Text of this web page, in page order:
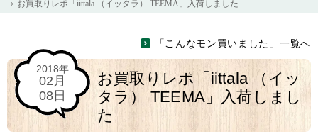
お買取りレポ「iittala （イッタラ） TEEMA」入荷しました
「こんなモン買いました」一覧へ
2018年
02月
08日
お買取りレポ「iittala （イッ
タラ） TEEMA」入荷しまし
た